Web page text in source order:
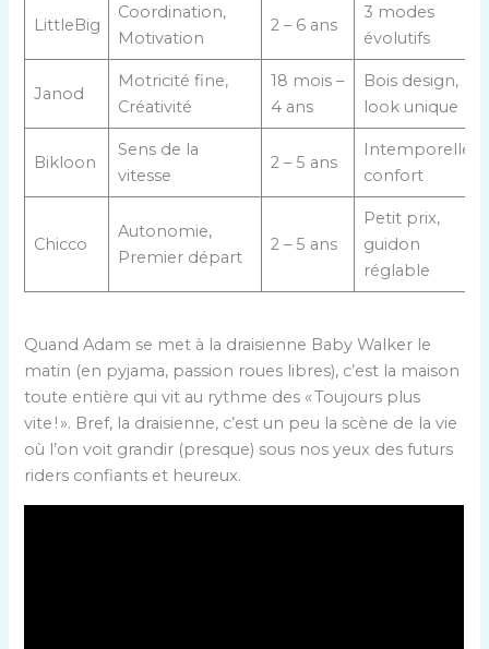
LittleBig
Coordination,
Motivation
2 – 6 ans
3 modes
évolutifs
Janod
Motricité fine,
Créativité
18 mois –
4 ans
Bois design,
look unique
Bikloon
Sens de la
vitesse
2 – 5 ans
Intemporelle,
confort
Chicco
Autonomie,
Premier départ
2 – 5 ans
Petit prix,
guidon
réglable
Quand Adam se met à la draisienne Baby Walker le
matin (en pyjama, passion roues libres), c’est la maison
toute entière qui vit au rythme des « Toujours plus
vite ! ». Bref, la draisienne, c’est un peu la scène de la vie
où l’on voit grandir (presque) sous nos yeux des futurs
riders confiants et heureux.